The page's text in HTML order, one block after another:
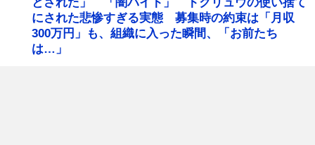
とされた」 「闇バイト」 トクリュウの使い捨て
にされた悲惨すぎる実態 募集時の約束は「月収
300万円」も、組織に入った瞬間、「お前たち
は…」